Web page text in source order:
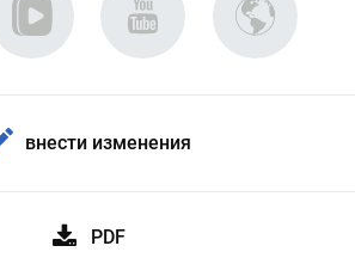
внести изменения
PDF